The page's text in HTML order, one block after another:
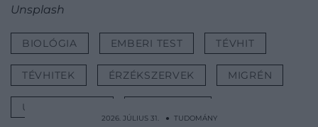
Unsplash
BIOLÓGIA EMBERI TEST TÉVHIT
TÉVHITEK ÉRZÉKSZERVEK MIGRÉN
UJJLENYOMAT
2026. JÚLIUS 31. ● TUDOMÁNY